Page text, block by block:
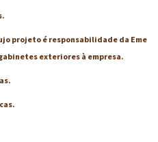
projeto é responsabilidade da Eme
exteriores à empresa.
15
16